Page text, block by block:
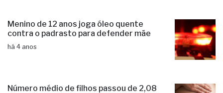
Menino de 12 anos joga óleo quente
contra o padrasto para defender mãe
há 4 anos
Número médio de filhos passou de 2,08